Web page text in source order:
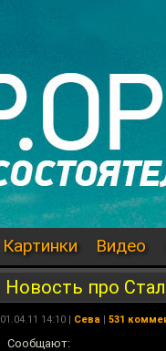
Картинки Видео
Новость про
01.04.11 14:10 | Сева | 531
Сообщают: